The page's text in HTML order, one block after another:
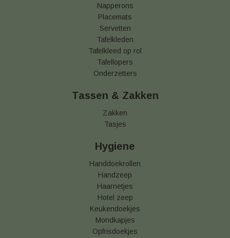
Napperons
Placemats
Servetten
Tafelkleden
Tafelkleed op rol
Tafellopers
Onderzetters
Tassen & Zakken
Zakken
Tasjes
Hygiene
Handdoekrollen
Handzeep
Haarnetjes
Hotel zeep
Keukendoekjes
Mondkapjes
Opfrisdoekjes